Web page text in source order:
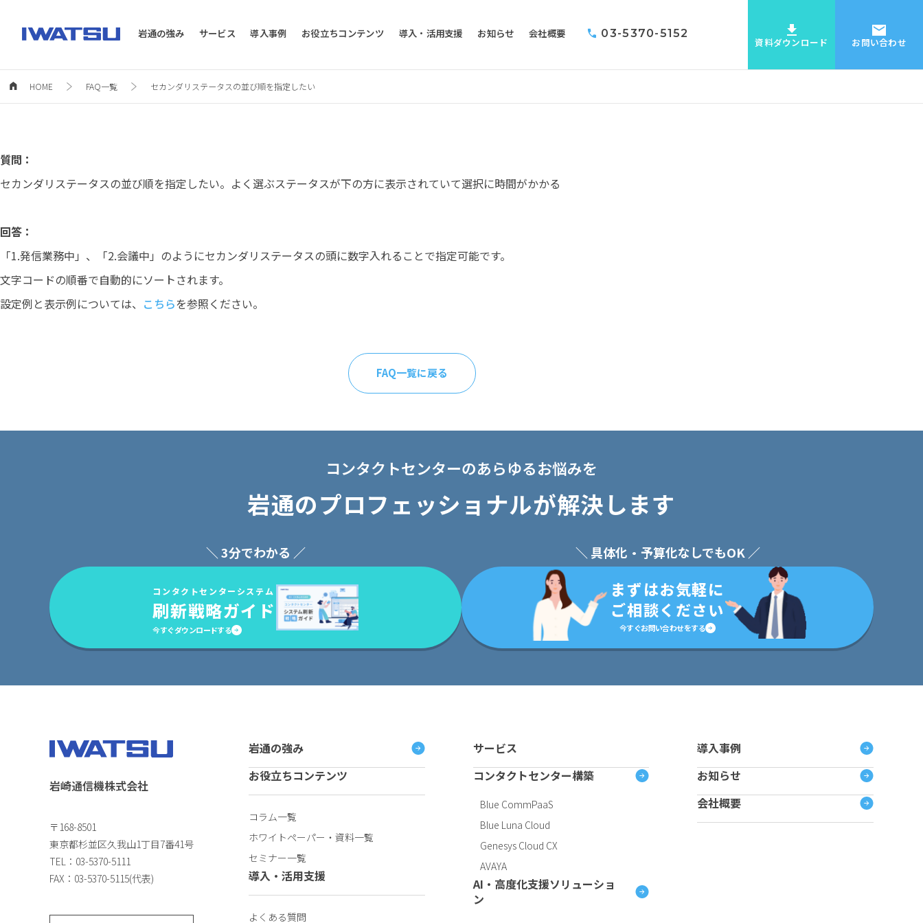
岩通の強み サービス
Blue Luna Cloud
ForeSight Voice Mining
導入事例 お役立ちコンテンツ 導入・活用支援 お知らせ 会社概要 03-5370-5152
資料ダウンロード お問い合わせ
HOME FAQ一覧 セカンダリステータスの並び順を指定したい
質問：
セカンダリステータスの並び順を指定したい。よく選ぶステータスが下の方に表示されていて選択に時間がかかる
回答：
「1.発信業務中」、「2.会議中」のようにセカンダリステータスの頭に数字入れることで指定可能です。
文字コードの順番で自動的にソートされます。
設定例と表示例については、 こちらを参照ください。
FAQ一覧に戻る
コンタクトセンターのあらゆるお悩みを
岩通のプロフェッショナルが解決します
＼ 3分でわかる ／
コンタクトセンターシステム
刷新戦略ガイド
今すぐダウンロードする
＼ 具体化・予算化なしでもOK ／
まずはお気軽に
ご相談ください
今すぐお問い合わせをする
岩崎通信機株式会社
〒168-8501
東京都杉並区久我山1丁目7番41号
TEL：03-5370-5111
FAX：03-5370-5115(代表)
岩通の強み
お役立ちコンテンツ
コラム一覧
ホワイトペーパー・資料一覧
セミナー一覧
導入・活用支援
よくある質問
サービス
コンタクトセンター構築
Blue CommPaaS
Blue Luna Cloud
Genesys Cloud CX
AVAYA
AI・高度化支援ソリューショ
ン
導入事例
お知らせ
会社概要